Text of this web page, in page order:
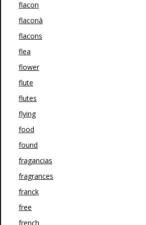
flacon
flaconà
flacons
flea
flower
flute
flutes
flying
food
found
fragancias
fragrances
franck
free
french